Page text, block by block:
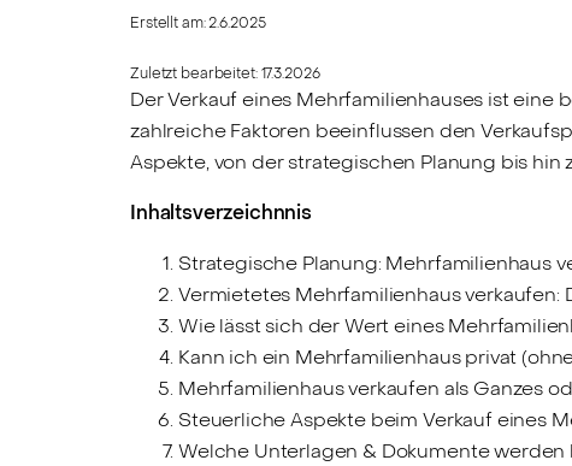
Erstellt am:2.6.2025
Zuletzt bearbeitet:17.3.2026
Der Verkauf eines Mehrfamilienhauses ist
zahlreiche Faktoren beeinflussen den
Aspekte, von der strategischen Planung bis
Inhaltsverzeichnnis
Strategische Planung: Mehrfamilienhaus
Vermietetes Mehrfamilienhaus verkaufen:
Wie lässt sich der Wert eines
Kann ich ein Mehrfamilienhaus privat
Mehrfamilienhaus verkaufen als Ganzes
Steuerliche Aspekte beim Verkauf eines
Welche Unterlagen & Dokumente